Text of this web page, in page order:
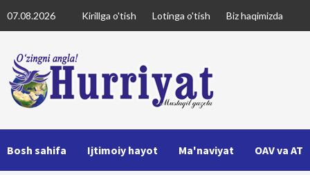
to
07.08.2026 Kirillga o'tish Lotinga o'tish Biz haqimizda
Bosh sahifa Ijtimoiy hayot Ma'naviyat OAV va AT